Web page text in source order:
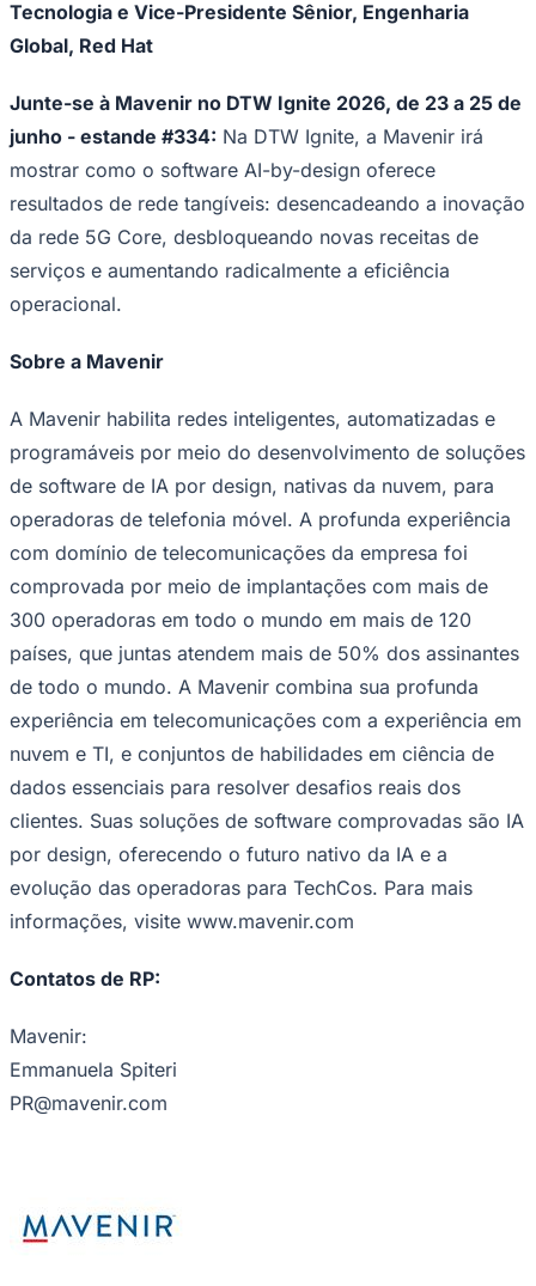
Botafogo
Grêmio
Tecnologia e Vice-Presidente Sênior, Engenharia
Global, Red Hat
Junte-se à Mavenir no DTW Ignite 2026, de 23 a 25 de
junho - estande #334: Na DTW Ignite, a Mavenir irá
mostrar como o software AI-by-design oferece
resultados de rede tangíveis: desencadeando a inovação
da rede 5G Core, desbloqueando novas receitas de
serviços e aumentando radicalmente a eficiência
operacional.
Sobre a Mavenir
A Mavenir habilita redes inteligentes, automatizadas e
programáveis por meio do desenvolvimento de soluções
de software de IA por design, nativas da nuvem, para
operadoras de telefonia móvel. A profunda experiência
com domínio de telecomunicações da empresa foi
comprovada por meio de implantações com mais de
300 operadoras em todo o mundo em mais de 120
países, que juntas atendem mais de 50% dos assinantes
de todo o mundo. A Mavenir combina sua profunda
experiência em telecomunicações com a experiência em
nuvem e TI, e conjuntos de habilidades em ciência de
dados essenciais para resolver desafios reais dos
clientes. Suas soluções de software comprovadas são IA
por design, oferecendo o futuro nativo da IA e a
evolução das operadoras para TechCos. Para mais
informações, visite www.mavenir.com
Contatos de RP:
Mavenir:
Emmanuela Spiteri
PR@mavenir.com